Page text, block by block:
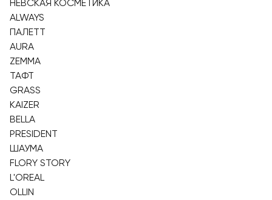
НЕВСКАЯ КОСМЕТИКА
ALWAYS
ПАЛЕТТ
AURA
ZEMMA
ТАФТ
GRASS
KAIZER
BELLA
PRESIDENT
ШАУМА
FLORY STORY
L'OREAL
OLLIN